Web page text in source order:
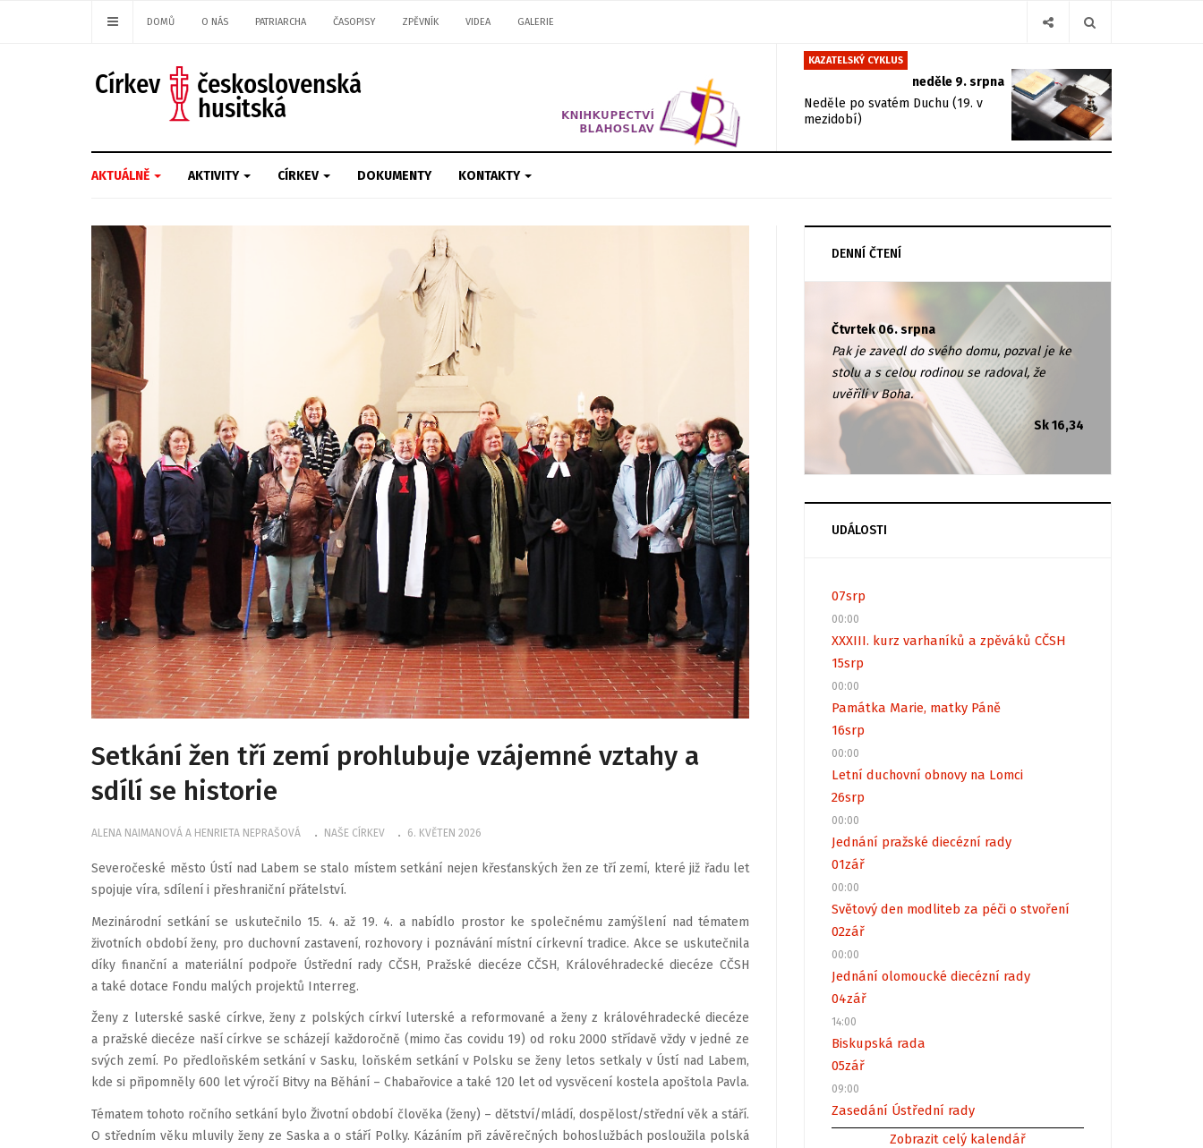
DOMŮ O NÁS PATRIARCHA ČASOPISY ZPĚVNÍK VIDEA GALERIE
KAZATELSKÝ CYKLUS
neděle 9. srpna
Neděle po svatém Duchu (19. v
mezidobí)
AKTUÁLNĚ AKTIVITY CÍRKEV DOKUMENTY KONTAKTY
Setkání žen tří zemí prohlubuje vzájemné vztahy a
sdílí se historie
ALENA NAIMANOVÁ A HENRIETA NEPRAŠOVÁ NAŠE CÍRKEV 6. KVĚTEN 2026
Severočeské město Ústí nad Labem se stalo místem setkání nejen křesťanských žen ze tří zemí, které již řadu let
spojuje víra, sdílení i přeshraniční přátelství.
Mezinárodní setkání se uskutečnilo 15. 4. až 19. 4. a nabídlo prostor ke společnému zamýšlení nad tématem
životních období ženy, pro duchovní zastavení, rozhovory i poznávání místní církevní tradice. Akce se uskutečnila
díky finanční a materiální podpoře Ústřední rady CČSH, Pražské diecéze CČSH, Královéhradecké diecéze CČSH
a také dotace Fondu malých projektů Interreg.
Ženy z luterské saské církve, ženy z polských církví luterské a reformované a ženy z královéhradecké diecéze
a pražské diecéze naší církve se scházejí každoročně (mimo čas covidu 19) od roku 2000 střídavě vždy v jedné ze
svých zemí. Po předloňském setkání v Sasku, loňském setkání v Polsku se ženy letos setkaly v Ústí nad Labem,
kde si připomněly 600 let výročí Bitvy na Běhání – Chabařovice a také 120 let od vysvěcení kostela apoštola Pavla.
Tématem tohoto ročního setkání bylo Životní období člověka (ženy) – dětství/mládí, dospělost/střední věk a stáří.
O středním věku mluvily ženy ze Saska a o stáří Polky. Kázáním při závěrečných bohoslužbách posloužila polská
DENNÍ ČTENÍ
Čtvrtek 06. srpna
Pak je zavedl do svého domu, pozval je ke
stolu a s celou rodinou se radoval, že
uvěřili v Boha.
Sk 16,34
UDÁLOSTI
07srp
00:00
XXXIII. kurz varhaníků a zpěváků CČSH
15srp
00:00
Památka Marie, matky Páně
16srp
00:00
Letní duchovní obnovy na Lomci
26srp
00:00
Jednání pražské diecézní rady
01zář
00:00
Světový den modliteb za péči o stvoření
02zář
00:00
Jednání olomoucké diecézní rady
04zář
14:00
Biskupská rada
05zář
09:00
Zasedání Ústřední rady
Zobrazit celý kalendář